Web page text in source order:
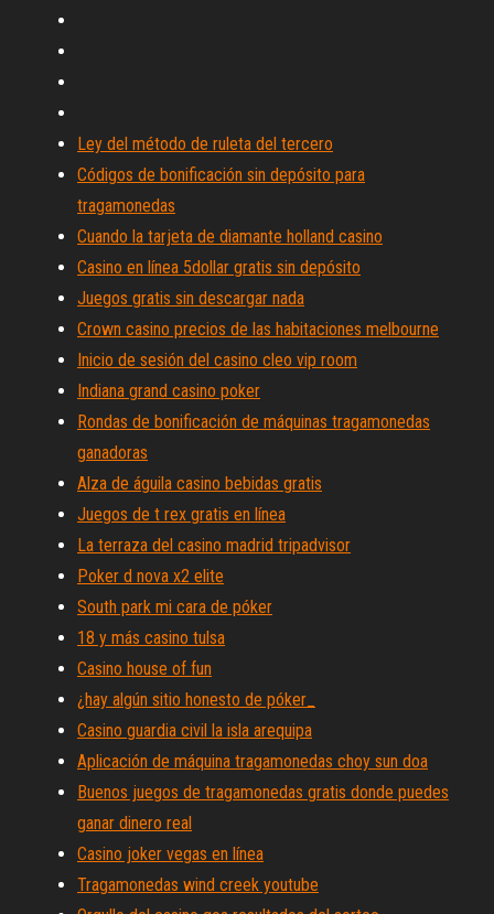
Ley del método de ruleta del tercero
Códigos de bonificación sin depósito para
tragamonedas
Cuando la tarjeta de diamante holland casino
Casino en línea 5dollar gratis sin depósito
Juegos gratis sin descargar nada
Crown casino precios de las habitaciones melbourne
Inicio de sesión del casino cleo vip room
Indiana grand casino poker
Rondas de bonificación de máquinas tragamonedas
ganadoras
Alza de águila casino bebidas gratis
Juegos de t rex gratis en línea
La terraza del casino madrid tripadvisor
Poker d nova x2 elite
South park mi cara de póker
18 y más casino tulsa
Casino house of fun
¿hay algún sitio honesto de póker_
Casino guardia civil la isla arequipa
Aplicación de máquina tragamonedas choy sun doa
Buenos juegos de tragamonedas gratis donde puedes
ganar dinero real
Casino joker vegas en línea
Tragamonedas wind creek youtube